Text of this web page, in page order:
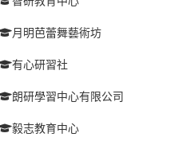
月明芭蕾舞藝術坊
有心研習社
朗研學習中心有限公司
毅志教育中心